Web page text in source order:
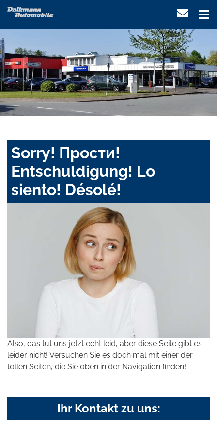
Sorry! Прости!
Entschuldigung! Lo
siento! Désolé!
Also, das tut uns jetzt echt leid, aber diese Seite gibt es
leider nicht! Versuchen Sie es doch mal mit einer der
tollen Seiten, die Sie oben in der Navigation finden!
Ihr Kontakt zu uns: